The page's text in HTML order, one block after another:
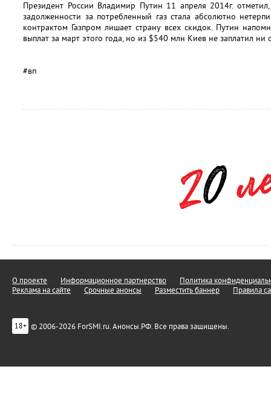
Президент России Владимир Путин 11 апреля 2014г.
задолженности за потребленный газ стала абсолютно
контрактом Газпром лишает страну всех скидок. Путин
выплат за март этого года, но из $540 млн Киев не заплатил ни
#вп
О проекте Информационное партнерство
Политика
Реклама на сайте
Срочные анонсы Разместить баннер Правила
18+ © 2006-2026 ForSMI.ru. Анонсы.РФ. Все права защищены.